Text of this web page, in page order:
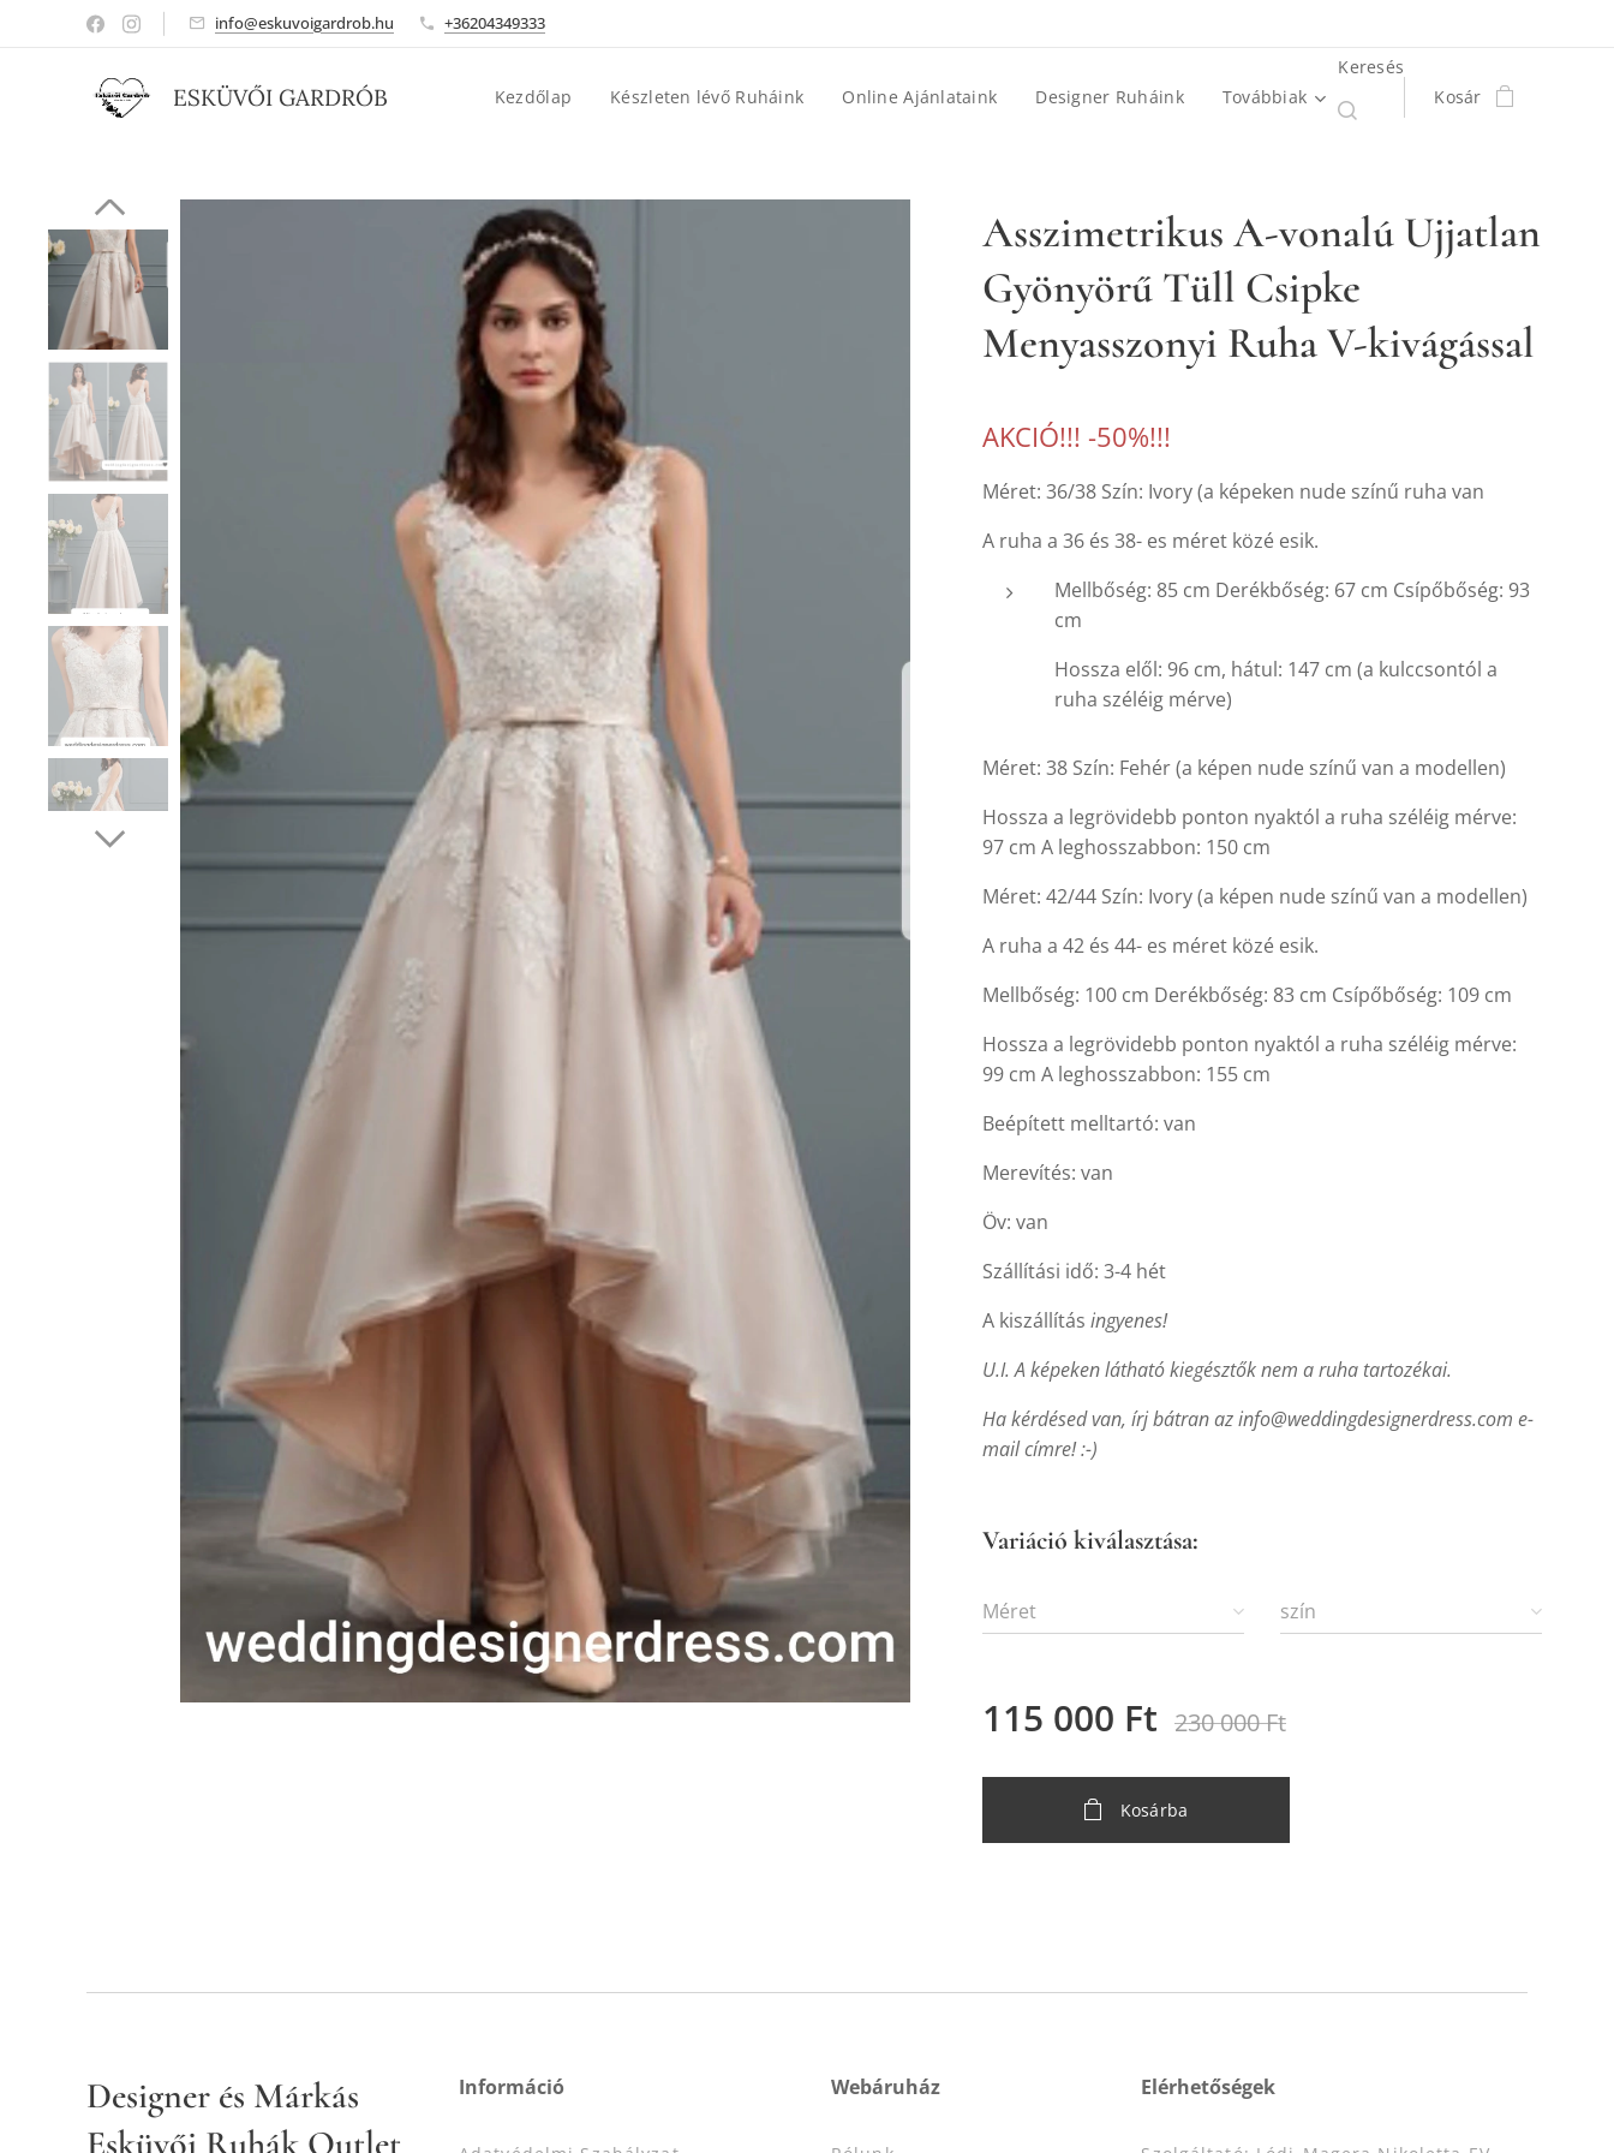
info@eskuvoigardrob.hu +36204349333
ESKÜVŐI GARDRÓB Kezdőlap Készleten lévő Ruháink Online Ajánlataink Designer Ruháink Továbbiak
Keresés
Kosár
Asszimetrikus A-vonalú Ujjatlan
Gyönyörű Tüll Csipke
Menyasszonyi Ruha V-kivágással
AKCIÓ!!! -50%!!!
Méret: 36/38 Szín: Ivory (a képeken nude színű ruha van
A ruha a 36 és 38- es méret közé esik.
Mellbőség: 85 cm Derékbőség: 67 cm Csípőbőség: 93
cm
Hossza elől: 96 cm, hátul: 147 cm (a kulccsontól a
ruha széléig mérve)
Méret: 38 Szín: Fehér (a képen nude színű van a modellen)
Hossza a legrövidebb ponton nyaktól a ruha széléig mérve:
97 cm A leghosszabbon: 150 cm
Méret: 42/44 Szín: Ivory (a képen nude színű van a modellen)
A ruha a 42 és 44- es méret közé esik.
Mellbőség: 100 cm Derékbőség: 83 cm Csípőbőség: 109 cm
Hossza a legrövidebb ponton nyaktól a ruha széléig mérve:
99 cm A leghosszabbon: 155 cm
Beépített melltartó: van
Merevítés: van
Öv: van
Szállítási idő: 3-4 hét
A kiszállításingyenes!
U.I. A képeken látható kiegésztők nem a ruha tartozékai.
Ha kérdésed van, írj bátran azinfo@weddingdesignerdress.com e-
mail címre! :-)
Variáció kiválasztása:
Méret szín
115 000 Ft 230 000Ft
Kosárba
Designer és Márkás
Esküvői Ruhák Outlet
Információ Webáruház Elérhetőségek